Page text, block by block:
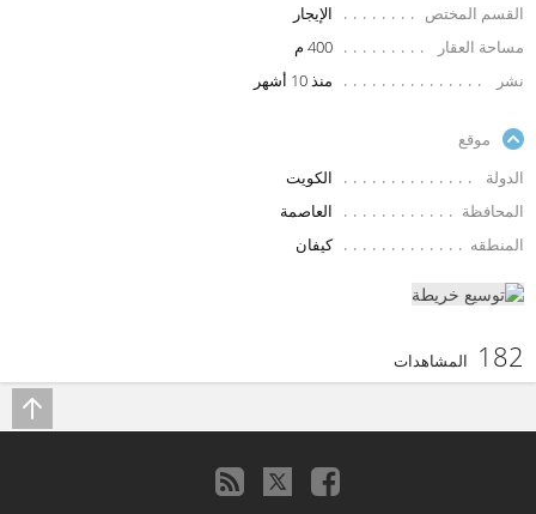
القسم المختص
الإيجار
مساحة العقار
400 م
نشر
منذ 10 أشهر
موقع
الدولة
الكويت
المحافظة
العاصمة
المنطقه
كيفان
182 المشاهدات